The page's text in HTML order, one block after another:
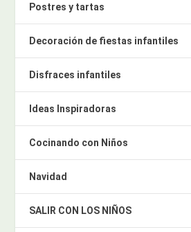
Postres y tartas
Decoración de fiestas infantiles
Disfraces infantiles
Ideas Inspiradoras
Cocinando con Niños
Navidad
SALIR CON LOS NIÑOS